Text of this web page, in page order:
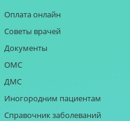
Оплата онлайн
Советы врачей
Документы
ОМС
ДМС
Иногородним пациентам
Справочник заболеваний